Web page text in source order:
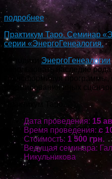
подробнее
Практикум Таро. Семинар
серии «ЭнергоГенеалогия.
Методики ЭнергоГенеалогии
использовать наследие
трансформируя программы,
формирования иных
Практикум Таро.
Дата проведения: 15
Время проведения:с
Стоимость: 1 500 грн.
Ведущая семинара:
Никульникова
...